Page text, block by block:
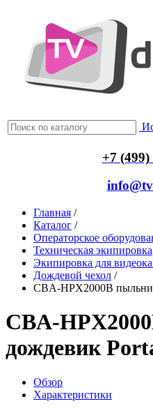
+7 (499)
Главная /
Каталог /
Операторское
Техническая экипировка
Экипировка для
Дождевой чехол /
CBA-HPX2000B
CBA-
дождевик
Обзор
Характеристики